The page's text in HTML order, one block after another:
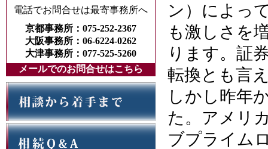
電話でお問合せは最寄事務所へ
京都事務所：075-252-2367
大阪事務所：06-6224-0262
大津事務所：077-525-5260
メールでのお問合せはこちら
ン）によっ
も激しさを
ります。証
転換とも言
しかし昨年
た。アメリ
ブプライム